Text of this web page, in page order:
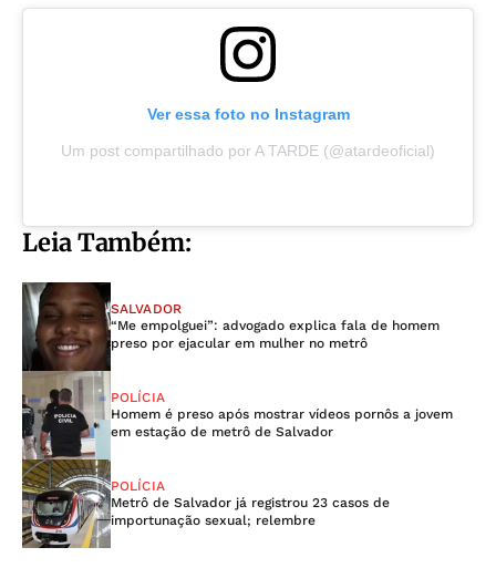
Ver essa foto no Instagram
Um post compartilhado por A TARDE (@atardeoficial)
Leia Também:
SALVADOR
“Me empolguei”: advogado explica fala de homem
preso por ejacular em mulher no metrô
POLÍCIA
Homem é preso após mostrar vídeos pornôs a jovem
em estação de metrô de Salvador
POLÍCIA
Metrô de Salvador já registrou 23 casos de
importunação sexual; relembre